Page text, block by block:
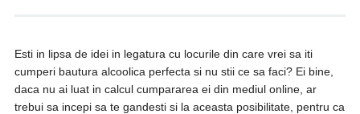
Esti in lipsa de idei in legatura cu locurile din care vrei sa iti
cumperi bautura alcoolica perfecta si nu stii ce sa faci? Ei bine,
daca nu ai luat in calcul cumpararea ei din mediul online, ar
trebui sa incepi sa te gandesti si la aceasta posibilitate, pentru ca